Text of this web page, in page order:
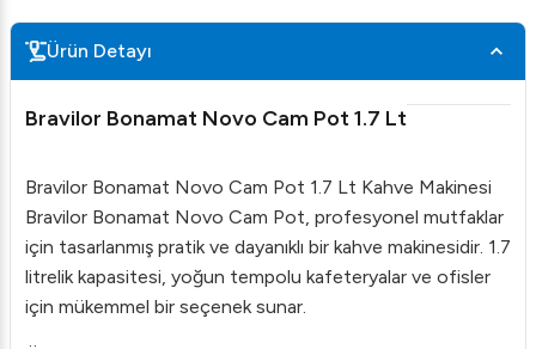
Ürün Detayı
Bravilor Bonamat Novo Cam Pot 1.7 Lt
Bravilor Bonamat Novo Cam Pot 1.7 Lt Kahve Makinesi
Bravilor Bonamat Novo Cam Pot, profesyonel mutfaklar
için tasarlanmış pratik ve dayanıklı bir kahve makinesidir. 1.7
litrelik kapasitesi, yoğun tempolu kafeteryalar ve ofisler
için mükemmel bir seçenek sunar.